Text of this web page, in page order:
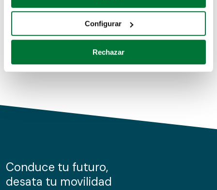
Recopilar información sobre su ubicación geográfica
Identificar su dispositivo analizándolo activamente
para buscar características específicas (huellas
Obtenga más información sobre cómo se procesan sus
de cookies.
información sobre el uso que haga del sitio web con
nuestros partners de redes sociales, publicidad y análisis
Configurar
Rechazar
Coches de km0
Conduce tu futuro,
desata tu movilidad